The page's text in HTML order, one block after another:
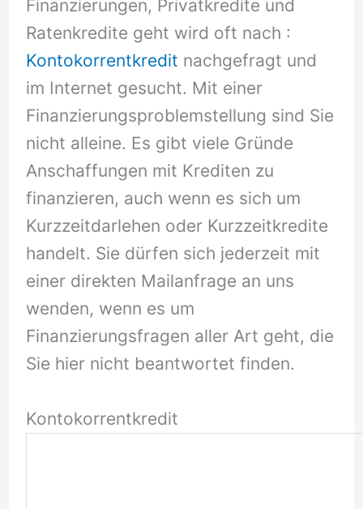
Finanzierungen, Privatkredite und
Ratenkredite geht wird oft nach :
Kontokorrentkredit nachgefragt und
im Internet gesucht. Mit einer
Finanzierungsproblemstellung sind Sie
nicht alleine. Es gibt viele Gründe
Anschaffungen mit Krediten zu
finanzieren, auch wenn es sich um
Kurzzeitdarlehen oder Kurzzeitkredite
handelt. Sie dürfen sich jederzeit mit
einer direkten Mailanfrage an uns
wenden, wenn es um
Finanzierungsfragen aller Art geht, die
Sie hier nicht beantwortet finden.
Kontokorrentkredit